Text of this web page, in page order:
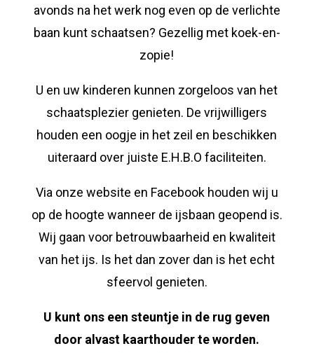
avonds na het werk nog even op de verlichte
baan kunt schaatsen? Gezellig met koek-en-
zopie!
U en uw kinderen kunnen zorgeloos van het
schaatsplezier genieten. De vrijwilligers
houden een oogje in het zeil en beschikken
uiteraard over juiste E.H.B.O faciliteiten.
Via onze website en Facebook houden wij u
op de hoogte wanneer de ijsbaan geopend is.
Wij gaan voor betrouwbaarheid en kwaliteit
van het ijs. Is het dan zover dan is het echt
sfeervol genieten.
U kunt ons een steuntje in de rug geven
door alvast kaarthouder te worden.